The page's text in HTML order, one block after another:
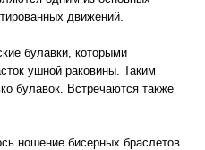
движений.
булавки, которыми
ушной раковины. Таким
булавок. Встречаются также
ношение бисерных браслетов